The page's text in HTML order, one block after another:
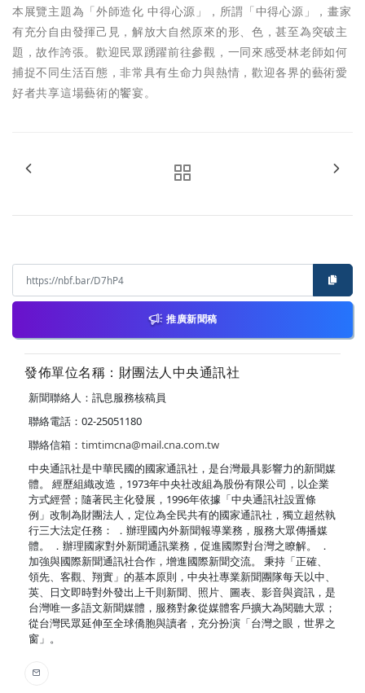
本展覽主題為「外師造化 中得心源」，所謂「中得心源」，畫家
有充分自由發揮己見，解放大自然原來的形、色，甚至為突破主
題，故作誇張。歡迎民眾踴躍前往參觀，一同來感受林老師如何
捕捉不同生活百態，非常具有生命力與熱情，歡迎各界的藝術愛
好者共享這場藝術的饗宴。
推廣新聞稿
發佈單位名稱：財團法人中央通訊社
新聞聯絡人：訊息服務核稿員
聯絡電話：02-25051180
聯絡信箱： timtimcna@mail.cna.com.tw
中央通訊社是中華民國的國家通訊社，是台灣最具影響力的新聞媒
體。 經歷組織改造，1973年中央社改組為股份有限公司，以企業
方式經營；隨著民主化發展，1996年依據「中央通訊社設置條
例」改制為財團法人，定位為全民共有的國家通訊社，獨立超然執
行三大法定任務： ．辦理國內外新聞報導業務，服務大眾傳播媒
體。 ．辦理國家對外新聞通訊業務，促進國際對台灣之瞭解。 ．
加強與國際新聞通訊社合作，增進國際新聞交流。 秉持「正確、
領先、客觀、翔實」的基本原則，中央社專業新聞團隊每天以中、
英、日文即時對外發出上千則新聞、照片、圖表、影音與資訊，是
台灣唯一多語文新聞媒體，服務對象從媒體客戶擴大為閱聽大眾；
從台灣民眾延伸至全球僑胞與讀者，充分扮演「台灣之眼，世界之
窗」。